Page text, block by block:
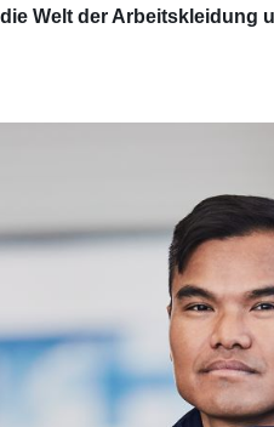
Welt der Arbeitskleidung